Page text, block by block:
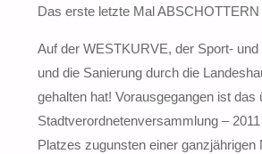
Das erste letzte Mal
Auf der WESTKURVE, der Sport-
und die Sanierung durch die
gehalten hat! Vorausgegangen ist
Stadtverordnetenversammlung –
Platzes zugunsten einer